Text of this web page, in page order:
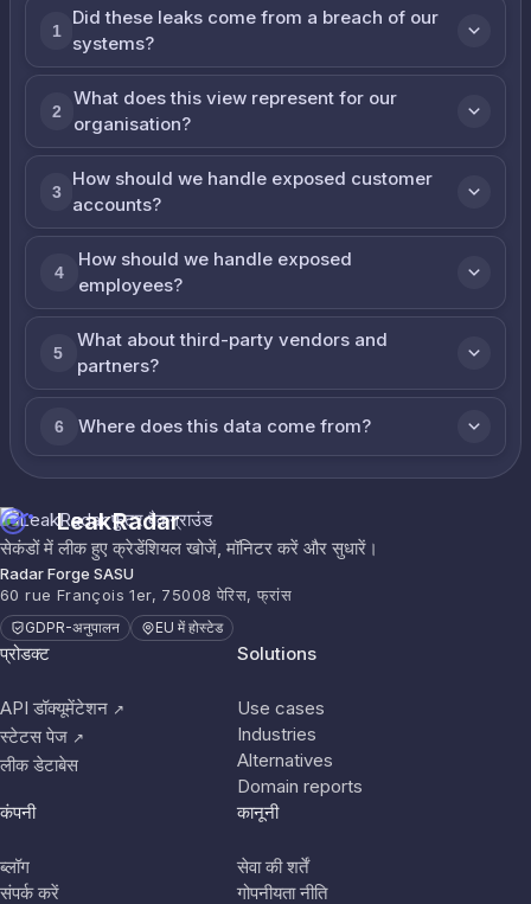
1
Did these leaks come from a breach of our
systems?
2
What does this view represent for our
organisation?
3
How should we handle exposed customer
accounts?
4
How should we handle exposed
employees?
5
What about third-party vendors and
partners?
6 Where does this data come from?
LeakRadar
सेकंडों में लीक हुए क्रेडेंशियल खोजें, मॉनिटर करें और सुधारें।
Radar Forge SASU
60 rue François 1er, 75008 पेरिस, फ्रांस
GDPR-अनुपालन EU में होस्टेड
प्रोडक्ट
API डॉक्यूमेंटेशन ↗
स्टेटस पेज ↗
लीक डेटाबेस
Solutions
Use cases
Industries
Alternatives
Domain reports
कंपनी
ब्लॉग
संपर्क करें
कानूनी
सेवा की शर्तें
गोपनीयता नीति